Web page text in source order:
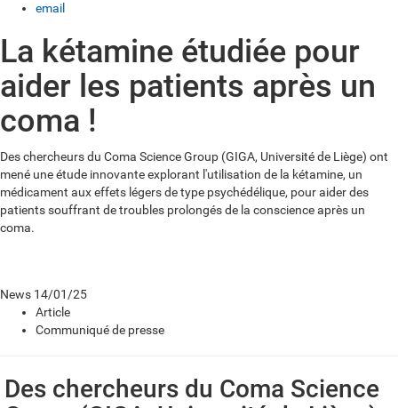
email
La kétamine étudiée pour
aider les patients après un
coma !
Des chercheurs du Coma Science Group (GIGA, Université de Liège) ont
mené une étude innovante explorant l'utilisation de la kétamine, un
médicament aux effets légers de type psychédélique, pour aider des
patients souffrant de troubles prolongés de la conscience après un
coma.
News 14/01/25
Article
Communiqué de presse
Des chercheurs du Coma Science